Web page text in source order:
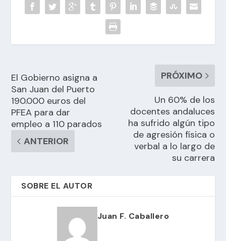
El Gobierno asigna a
San Juan del Puerto
190.000 euros del
PFEA para dar
empleo a 110 parados
ANTERIOR
PRÓXIMO
Un 60% de los
docentes andaluces
ha sufrido algún tipo
de agresión física o
verbal a lo largo de
su carrera
SOBRE EL AUTOR
Juan F. Caballero